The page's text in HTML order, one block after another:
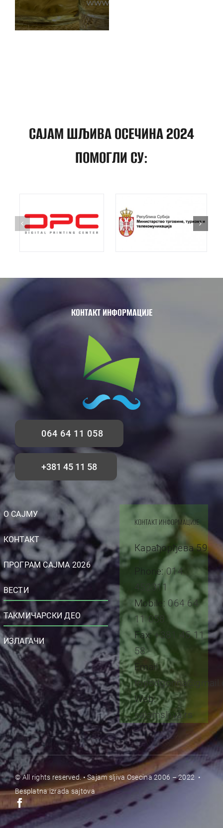
САЈАМ ШЉИВА ОСЕЧИНА 2024
ПОМОГЛИ СУ:
КОНТАКТ ИНФОРМАЦИЈЕ
064 64 11 058
+381 45 11 58
О САЈМУ
КОНТАКТ
ПРОГРАМ САЈМА 2026
ВЕСТИ
ТАКМИЧАРСКИ ДЕО
ИЗЛАГАЧИ
КОНТАКТ ИНФОРМАЦИЈЕ
Карађорђева 59
Phone:014
452311
Mobile: 064 64
11 058
Fax:+381 45 11
58
Email:
Web:
sajamsljiva.rs
© All rights reserved. • Sajam sljiva Osecina 2006 – 2022 •
Besplatnaizrada sajtova